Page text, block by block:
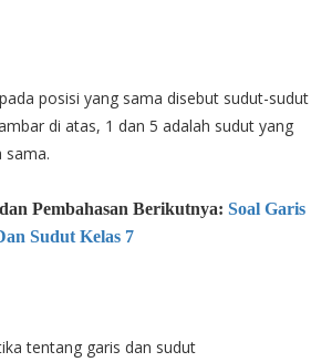
posisi yang sama disebut sudut-sudut
di atas, 1 dan 5 adalah sudut yang
sama.
Pembahasan Berikutnya: Soal Garis
Sudut Kelas 7
tentang garis dan sudut